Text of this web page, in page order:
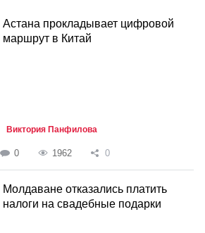
Астана прокладывает цифровой
маршрут в Китай
Виктория Панфилова
0 1962 0
Молдаване отказались платить
налоги на свадебные подарки